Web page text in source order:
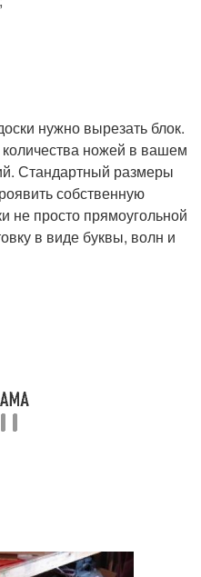
нужно вырезать блок.
количества ножей в вашем
Стандартный размеры
собственную
не просто прямоугольной
в виде буквы, волн и